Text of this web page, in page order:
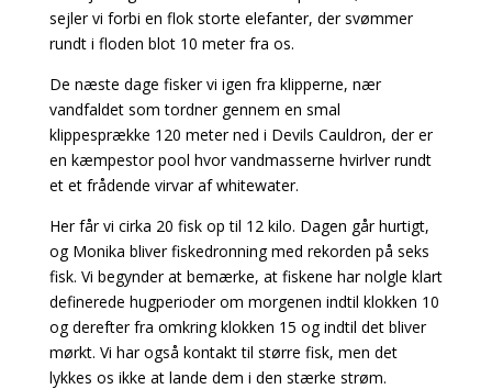
sejler vi forbi en flok storte elefanter, der svømmer
rundt i floden blot 10 meter fra os.
De næste dage fisker vi igen fra klipperne, nær
vandfaldet som tordner gennem en smal
klippesprække 120 meter ned i Devils Cauldron, der er
en kæmpestor pool hvor vandmasserne hvirlver rundt
et et frådende virvar af whitewater.
Her får vi cirka 20 fisk op til 12 kilo. Dagen går hurtigt,
og Monika bliver fiskedronning med rekorden på seks
fisk. Vi begynder at bemærke, at fiskene har nolgle klart
definerede hugperioder om morgenen indtil klokken 10
og derefter fra omkring klokken 15 og indtil det bliver
mørkt. Vi har også kontakt til større fisk, men det
lykkes os ikke at lande dem i den stærke strøm.